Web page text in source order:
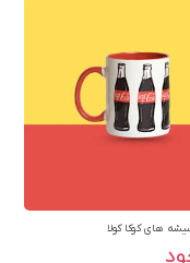
های کوکا کولا